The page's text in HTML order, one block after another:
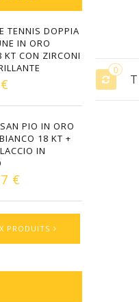
TENNIS DOPPIA
IN ORO
KT CON ZIRCONI
PIO IN ORO
18 KT +
IN
€
PRODUITS
0